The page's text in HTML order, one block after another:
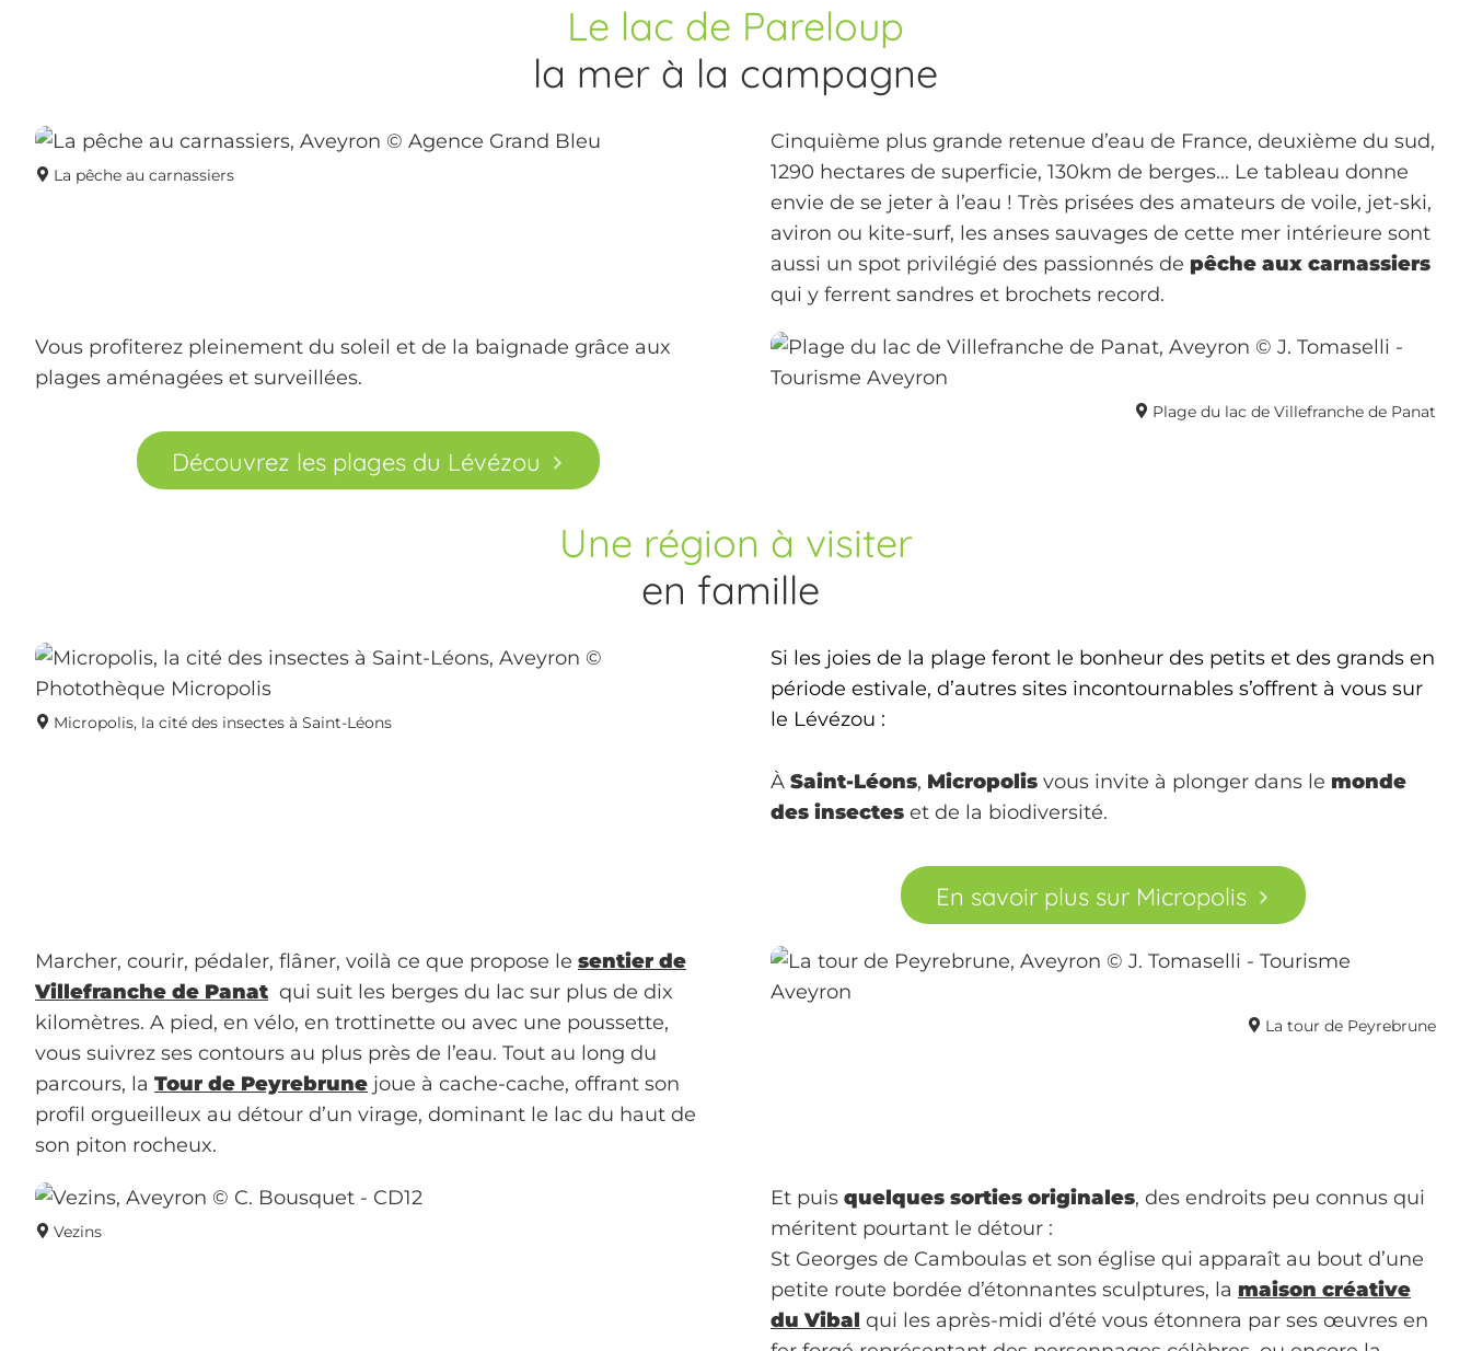
Le lac de Pareloup
la mer à la campagne
La pêche au carnassiers
Cinquième plus grande retenue d’eau de France, deuxième du sud,
1290 hectares de superficie, 130km de berges... Le tableau donne
envie de se jeter à l’eau ! Très prisées des amateurs de voile, jet-ski,
aviron ou kite-surf, les anses sauvages de cette mer intérieure sont
aussi un spot privilégié des passionnés de pêche aux carnassiers
qui y ferrent sandres et brochets record.
Vous profiterez pleinement du soleil et de la baignade grâce aux
plages aménagées et surveillées.
Découvrez les plages du Lévézou
Plage du lac de Villefranche de Panat
Une région à visiter
en famille
Micropolis, la cité des insectes à Saint-Léons
Si les joies de la plage feront le bonheur des petits et des grands en
période estivale, d’autres sites incontournables s’offrent à vous sur
le Lévézou :
À Saint-Léons, Micropolis vous invite à plonger dans le monde
des insectes et de la biodiversité.
En savoir plus sur Micropolis
Marcher, courir, pédaler, flâner, voilà ce que propose le sentier de
Villefranche de Panat qui suit les berges du lac sur plus de dix
kilomètres. A pied, en vélo, en trottinette ou avec une poussette,
vous suivrez ses contours au plus près de l’eau. Tout au long du
parcours, la Tour de Peyrebrune joue à cache-cache, offrant son
profil orgueilleux au détour d’un virage, dominant le lac du haut de
son piton rocheux.
La tour de Peyrebrune
Vezins
Et puis quelques sorties originales, des endroits peu connus qui
méritent pourtant le détour :
St Georges de Camboulas et son église qui apparaît au bout d’une
petite route bordée d’étonnantes sculptures, la maison créative
du Vibal qui les après-midi d’été vous étonnera par ses œuvres en